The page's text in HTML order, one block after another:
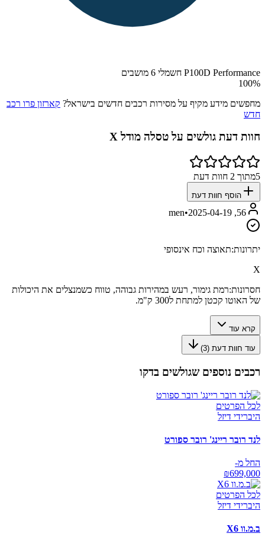
P100D Performance חשמלי 6 מושבים
100%
מחפשים מידע מקיף על מסירות רכבים חדשים בישראל? קארזון פרו רכב
חדש
חוות דעת גולשים על טסלה מודל X
5מתוך 2 חוות דעת
הוסף חוות דעת
56, men
•2025-04-19
יתרונות:תאוצה וכח אינסופי
X
חסרונות:רמת גימור, רעש במהירות גבוהה, טווח כשמנצלים את היכולות
של האוטו קכטן למתחת ל300 ק"מ.
קרא עוד
עוד חוות דעת (3
)
רכבים נוספים שגולשים בדקו
לכל הפרטים
היברידי דיזל
לנד רובר ריינג' רובר ספורט
החל מ-
₪699,000
לכל הפרטים
היברידי דיזל
ב.מ.וו X6